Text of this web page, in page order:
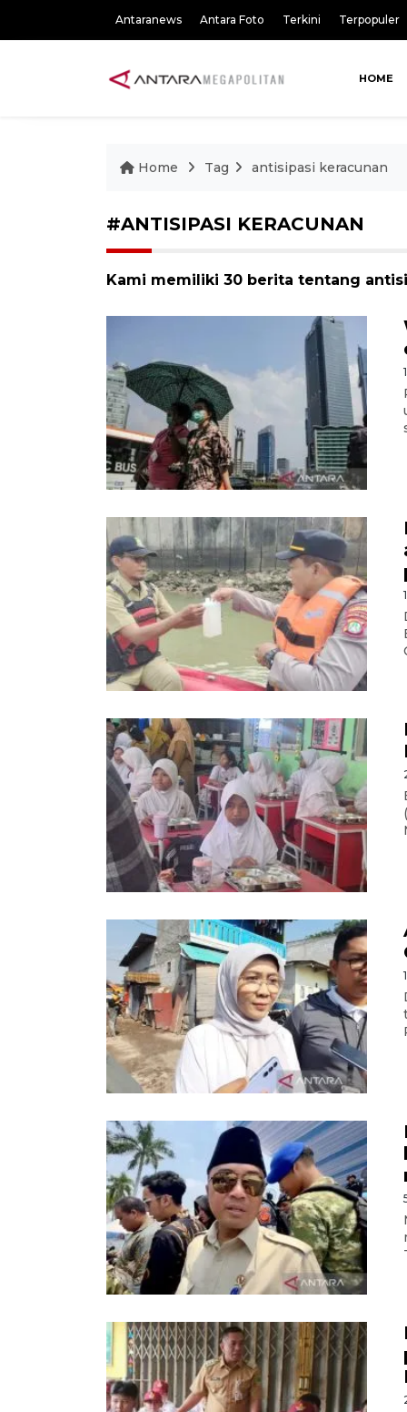
Antaranews Antara Foto Terkini Terpopuler
HOME
Home Tag antisipasi keracunan
#ANTISIPASI KERACUNAN
Kami memiliki 30 berita tentang